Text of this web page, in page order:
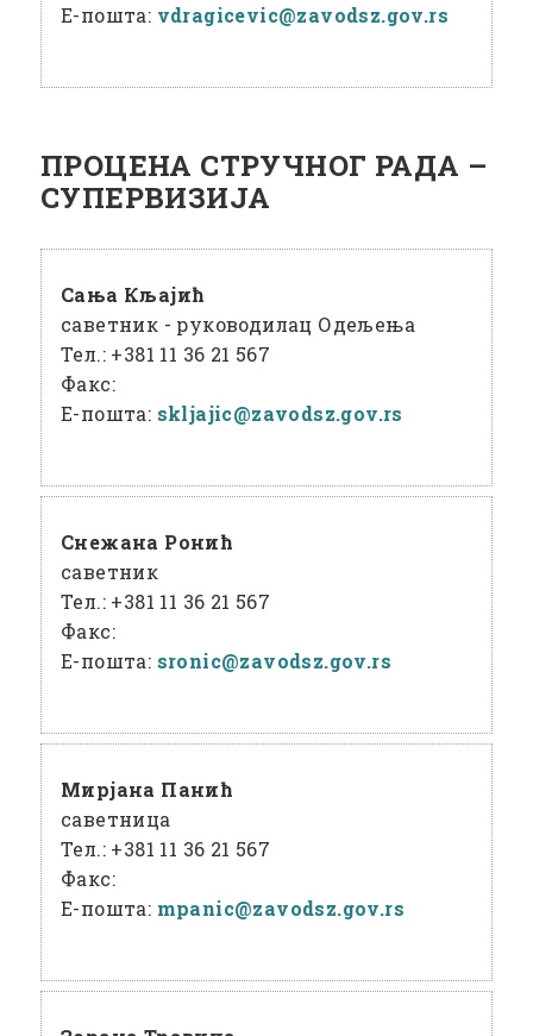
Е-пошта: vdragicevic@zavodsz.gov.rs
ПРОЦЕНА СТРУЧНОГ РАДА –
СУПЕРВИЗИЈА
Сања Кљајић
саветник - руководилац Одељења
Тел.: +381 11 36 21 567
Факс:
Е-пошта: skljajic@zavodsz.gov.rs
Снежана Ронић
саветник
Тел.: +381 11 36 21 567
Факс:
Е-пошта: sronic@zavodsz.gov.rs
Мирјана Панић
саветница
Тел.: +381 11 36 21 567
Факс:
Е-пошта: mpanic@zavodsz.gov.rs